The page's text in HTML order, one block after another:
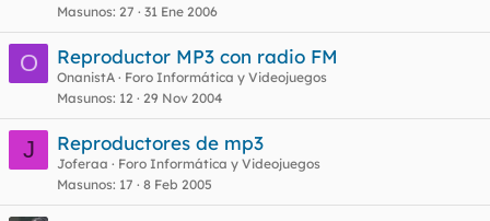
Masunos 27 31 Ene 2006
O Reproductor MP3 con radio FM
OnanistA
Foro Informática y Videojuegos
Masunos 12 29 Nov 2004
J Reproductores de mp3
Joferaa
Foro Informática y Videojuegos
Masunos 17 8 Feb 2005